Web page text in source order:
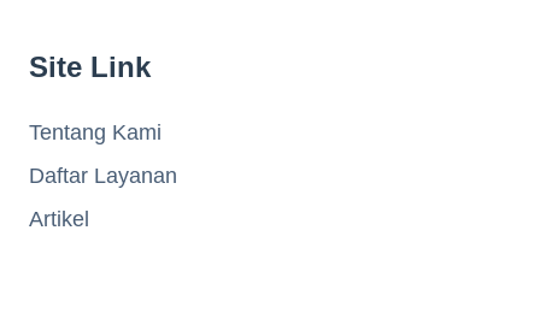
Site Link
Tentang Kami
Daftar Layanan
Artikel